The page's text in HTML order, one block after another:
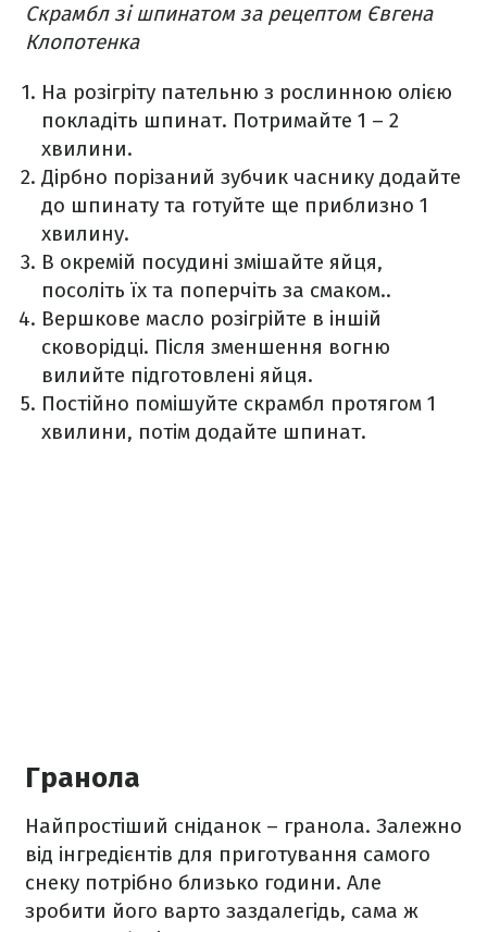
Скрамбл зі шпинатом за рецептом Євгена
Клопотенка
На розігріту пательню з рослинною олією
покладіть шпинат. Потримайте 1 – 2
хвилини.
Дірбно порізаний зубчик часнику додайте
до шпинату та готуйте ще приблизно 1
хвилину.
В окремій посудині змішайте яйця,
посоліть їх та поперчіть за смаком..
Вершкове масло розігрійте в іншій
сковорідці. Після зменшення вогню
вилийте підготовлені яйця.
Постійно помішуйте скрамбл протягом 1
хвилини, потім додайте шпинат.
Гранола
Найпростіший сніданок – гранола. Залежно
від інгредієнтів для приготування самого
снеку потрібно близько години. Але
зробити його варто заздалегідь, сама ж